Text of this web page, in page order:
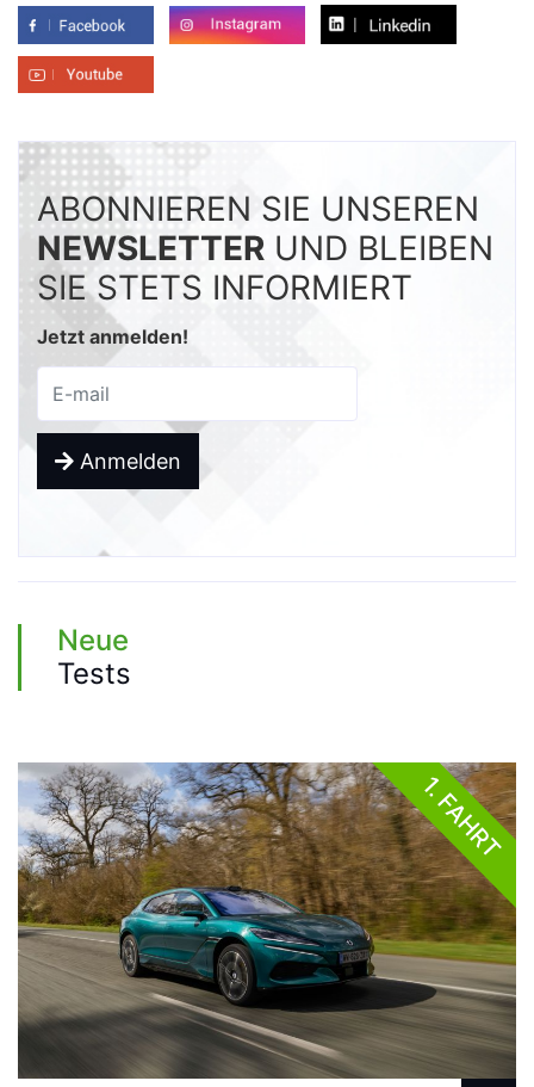
ABONNIEREN SIE UNSEREN
NEWSLETTER UND BLEIBEN
SIE STETS INFORMIERT
Jetzt anmelden!
Anmelden
Neue
Tests
1. FAHRT